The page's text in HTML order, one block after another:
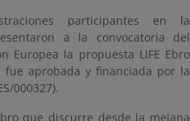
participantes en la
a la convocatoria del
Europea la propuesta LIFE Ebro
fue aprobada y financiada por la
000327).
que discurre desde la mejana